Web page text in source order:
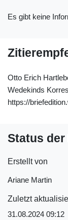
Es gibt keine
Otto Erich
Wedekinds
https://
Status
Erstellt von
Ariane Martin
Zuletzt
31.08.2024 09:12